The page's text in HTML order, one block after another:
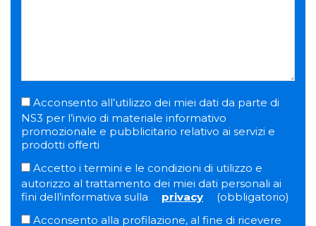
Acconsento all’utilizzo dei miei dati da parte di
NS3 per l’invio di materiale informativo
promozionale e pubblicitario relativo ai servizi e
prodotti offerti
Accetto i termini e le condizioni di utilizzo e
autorizzo al trattamento dei miei dati personali ai
fini dell’informativa sulla
privacy
(obbligatorio)
Acconsento alla profilazione, al fine di ricevere